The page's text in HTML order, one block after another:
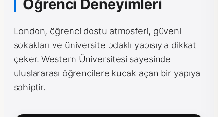
Öğrenci Deneyimleri
London, öğrenci dostu atmosferi, güvenli
sokakları ve üniversite odaklı yapısıyla dikkat
çeker. Western Üniversitesi sayesinde
uluslararası öğrencilere kucak açan bir yapıya
sahiptir.